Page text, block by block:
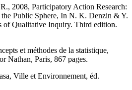
2008, Participatory Action Research:
Public Sphere, In N. K. Denzin & Y.
of Qualitative Inquiry. Third edition.
et méthodes de la statistique,
Nathan, Paris, 867 pages.
Ville et Environnement, éd.